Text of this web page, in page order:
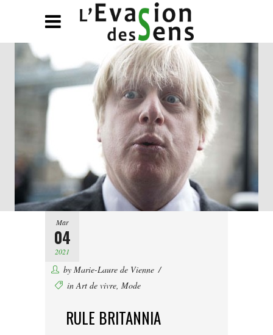
Mar
04
2021
by Marie-Laure de Vienne
inArt de vivre, Mode
RULE BRITANNIA